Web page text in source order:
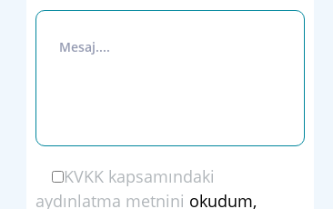
KVKK kapsamındaki
aydınlatma metnini okudum,